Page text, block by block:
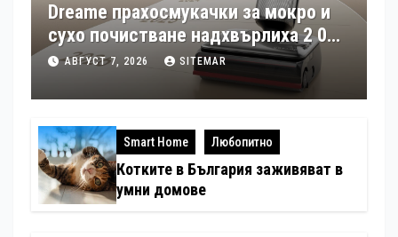
Dreame прахосмукачки за мокро и
сухо почистване надхвърлиха 2 000
патентни заявки в световен мащаб
АВГУСТ 7, 2026 SITEMAR
Smart Home Любопитно
Котките в България заживяват в
умни домове